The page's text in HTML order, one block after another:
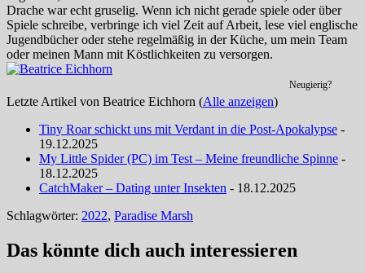
Drache war echt gruselig. Wenn ich nicht gerade spiele oder über
Spiele schreibe, verbringe ich viel Zeit auf Arbeit, lese viel englische
Jugendbücher oder stehe regelmäßig in der Küche, um mein Team
oder meinen Mann mit Köstlichkeiten zu versorgen.
Neugierig?
Letzte Artikel von Beatrice Eichhorn (Alle anzeigen)
Tiny Roar schickt uns mit Verdant in die Post-Apokalypse -
19.12.2025
My Little Spider (PC) im Test – Meine freundliche Spinne -
18.12.2025
CatchMaker – Dating unter Insekten - 18.12.2025
Schlagwörter: 2022, Paradise Marsh
Das könnte dich auch interessieren